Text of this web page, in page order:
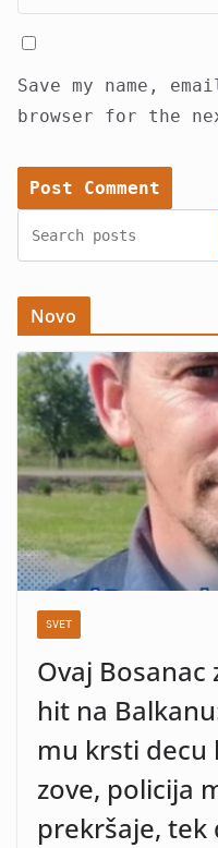
Save my name,
browser for the
Novo
SVET
Ovaj Bosanac
hit na
mu krsti decu
zove, policija
prekršaje, tek